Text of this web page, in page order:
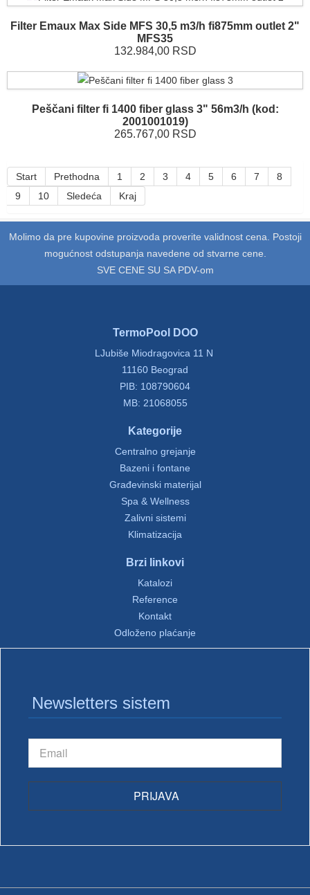
Filter Emaux Max Side MFS 30,5 m3/h fi875mm outlet 2"
MFS35
132.984,00 RSD
Peščani filter fi 1400 fiber glass 3" 56m3/h (kod:
2001001019)
265.767,00 RSD
Start Prethodna 1 2 3 4 5 6 7
8
9
10 Sledeća Kraj
Molimo da pre kupovine proizvoda proverite validnost cena. Postoji
mogućnost odstupanja navedene od stvarne cene.
SVE CENE SU SA PDV-om
TermoPool DOO
LJubiše Miodragovica 11 N
11160 Beograd
PIB: 108790604
MB: 21068055
Kategorije
Centralno grejanje
Bazeni i fontane
Građevinski materijal
Spa & Wellness
Zalivni sistemi
Klimatizacija
Brzi linkovi
Katalozi
Reference
Kontakt
Odloženo plaćanje
Newsletters sistem
PRIJAVA